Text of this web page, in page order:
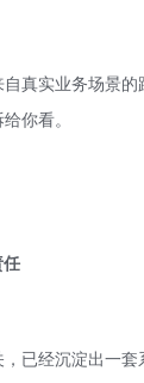
真实业务场景的
你看。
已经沉淀出一套